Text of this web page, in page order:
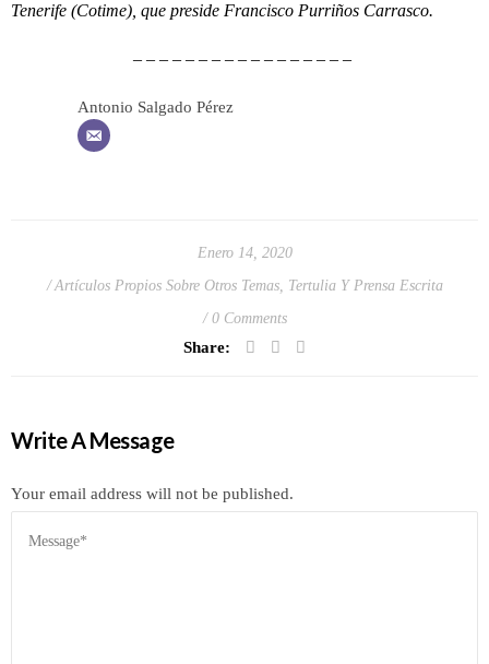
Tenerife (Cotime), que preside Francisco Purriños Carrasco.
– – – – – – – – – – – – – – – – –
Antonio Salgado Pérez
Enero 14, 2020
Artículos Propios Sobre Otros Temas, Tertulia Y Prensa Escrita
0 Comments
Share:
Write A Message
Your email address will not be published.